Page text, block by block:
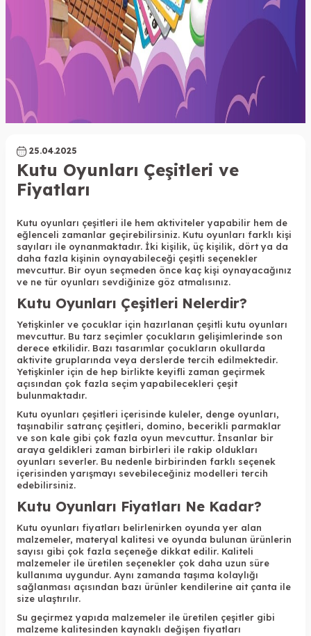
25.04.2025
Kutu Oyunları Çeşitleri ve
Fiyatları
Kutu oyunları çeşitleri ile hem aktiviteler yapabilir hem de
eğlenceli zamanlar geçirebilirsiniz. Kutu oyunları farklı kişi
sayıları ile oynanmaktadır. İki kişilik, üç kişilik, dört ya da
daha fazla kişinin oynayabileceği çeşitli seçenekler
mevcuttur. Bir oyun seçmeden önce kaç kişi oynayacağınız
ve ne tür oyunları sevdiğinize göz atmalısınız.
Kutu Oyunları Çeşitleri Nelerdir?
Yetişkinler ve çocuklar için hazırlanan çeşitli kutu oyunları
mevcuttur. Bu tarz seçimler çocukların gelişimlerinde son
derece etkilidir. Bazı tasarımlar çocukların okullarda
aktivite gruplarında veya derslerde tercih edilmektedir.
Yetişkinler için de hep birlikte keyifli zaman geçirmek
açısından çok fazla seçim yapabilecekleri çeşit
bulunmaktadır.
Kutu oyunları çeşitleri içerisinde kuleler, denge oyunları,
taşınabilir satranç çeşitleri, domino, becerikli parmaklar
ve son kale gibi çok fazla oyun mevcuttur. İnsanlar bir
araya geldikleri zaman birbirleri ile rakip oldukları
oyunları severler. Bu nedenle birbirinden farklı seçenek
içerisinden yarışmayı sevebileceğiniz modelleri tercih
edebilirsiniz.
Kutu Oyunları Fiyatları Ne Kadar?
Kutu oyunları fiyatları belirlenirken oyunda yer alan
malzemeler, materyal kalitesi ve oyunda bulunan ürünlerin
sayısı gibi çok fazla seçeneğe dikkat edilir. Kaliteli
malzemeler ile üretilen seçenekler çok daha uzun süre
kullanıma uygundur. Aynı zamanda taşıma kolaylığı
sağlanması açısından bazı ürünler kendilerine ait çanta ile
size ulaştırılır.
Su geçirmez yapıda malzemeler ile üretilen çeşitler gibi
malzeme kalitesinden kaynaklı değişen fiyatları